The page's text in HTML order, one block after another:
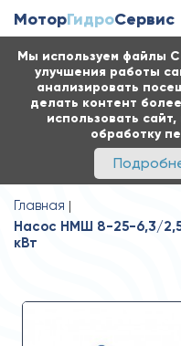
Мы используем файлы
улучшения работы
анализировать
делать контент
использовать
обработку
МоторГидроСервис
Главная
Насос НМШ 8-25-6,3/
кВт